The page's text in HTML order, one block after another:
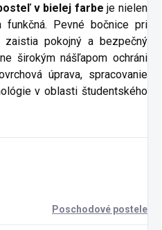
v bielej farbe je nielen
Pevné bočnice pri
pokojný a bezpečný
širokým nášľapom ochráni
úprava, spracovanie
v oblasti študentského
Poschodové postele